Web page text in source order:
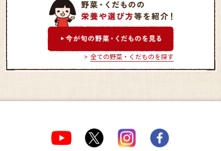
白根桃太郎直売所
ファーマーズ・
いっぺこ～と
全ての野菜・くだものを探す